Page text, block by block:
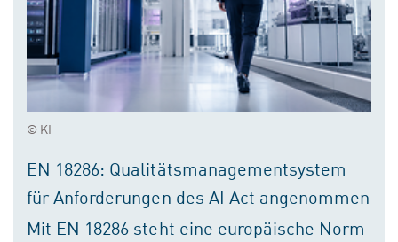
© KI
EN 18286: Qualitätsmanagementsystem
für Anforderungen des AI Act angenommen
Mit EN 18286 steht eine europäische Norm